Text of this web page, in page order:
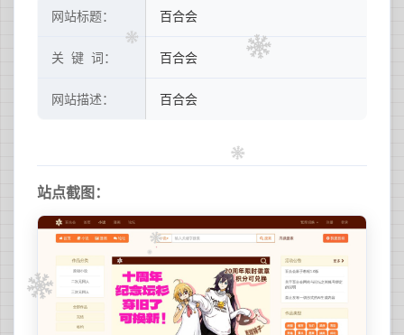
网站标题： 百合会
关 键 词： 百合会
网站描述： 百合会
站点截图：